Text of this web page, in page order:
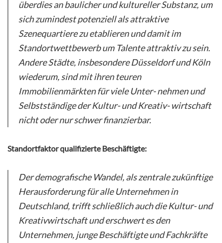
überdies an baulicher und kultureller Substanz, um
sich zumindest potenziell als attraktive
Szenequartiere zu etablieren und damit im
Standortwettbewerb um Talente attraktiv zu sein.
Andere Städte, insbesondere Düsseldorf und Köln
wiederum, sind mit ihren teuren
Immobilienmärkten für viele Unter- nehmen und
Selbstständige der Kultur- und Kreativ- wirtschaft
nicht oder nur schwer finanzierbar.
Standortfaktor qualifizierte Beschäftigte:
Der demografische Wandel, als zentrale zukünftige
Herausforderung für alle Unternehmen in
Deutschland, trifft schließlich auch die Kultur- und
Kreativwirtschaft und erschwert es den
Unternehmen, junge Beschäftigte und Fachkräfte